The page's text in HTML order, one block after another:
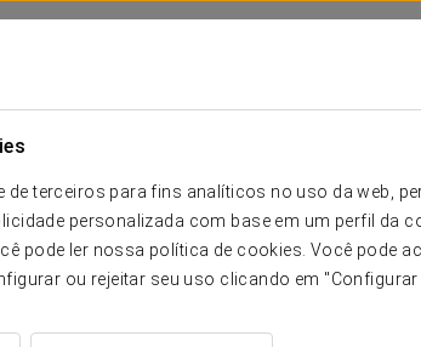
de terceiros para fins analíticos no uso da web,
personalizada com base em um perfil da
pode ler nossa política de cookies. Você pode
ou rejeitar seu uso clicando em "Configurar